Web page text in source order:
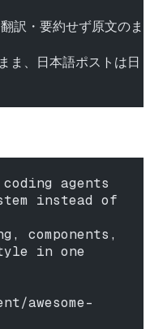
訳・要約せず原文のま
ま、日本語ポストは日
agents
instead of
components,
in one
awesome-